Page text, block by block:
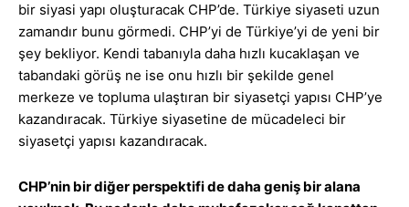
bir siyasi yapı oluşturacak CHP’de. Türkiye siyaseti uzun
zamandır bunu görmedi. CHP’yi de Türkiye’yi de yeni bir
şey bekliyor. Kendi tabanıyla daha hızlı kucaklaşan ve
tabandaki görüş ne ise onu hızlı bir şekilde genel
merkeze ve topluma ulaştıran bir siyasetçi yapısı CHP’ye
kazandıracak. Türkiye siyasetine de mücadeleci bir
siyasetçi yapısı kazandıracak.
CHP’nin bir diğer perspektifi de daha geniş bir alana